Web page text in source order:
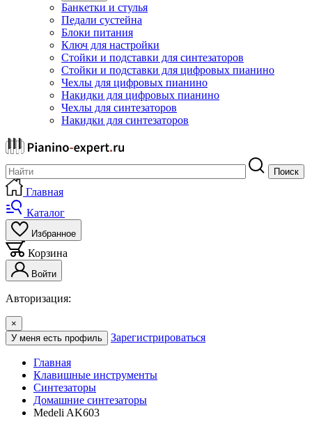
Банкетки и стулья
Педали сустейна
Блоки питания
Ключ для настройки
Стойки и подставки для синтезаторов
Стойки и подставки для цифровых пианино
Чехлы для цифровых пианино
Накидки для цифровых пианино
Чехлы для синтезаторов
Накидки для синтезаторов
Поиск
Главная
Каталог
Избранное
Корзина
Войти
Авторизация:
×
У меня есть профиль
Зарегистрироваться
Главная
Клавишные инструменты
Синтезаторы
Домашние синтезаторы
Medeli AK603